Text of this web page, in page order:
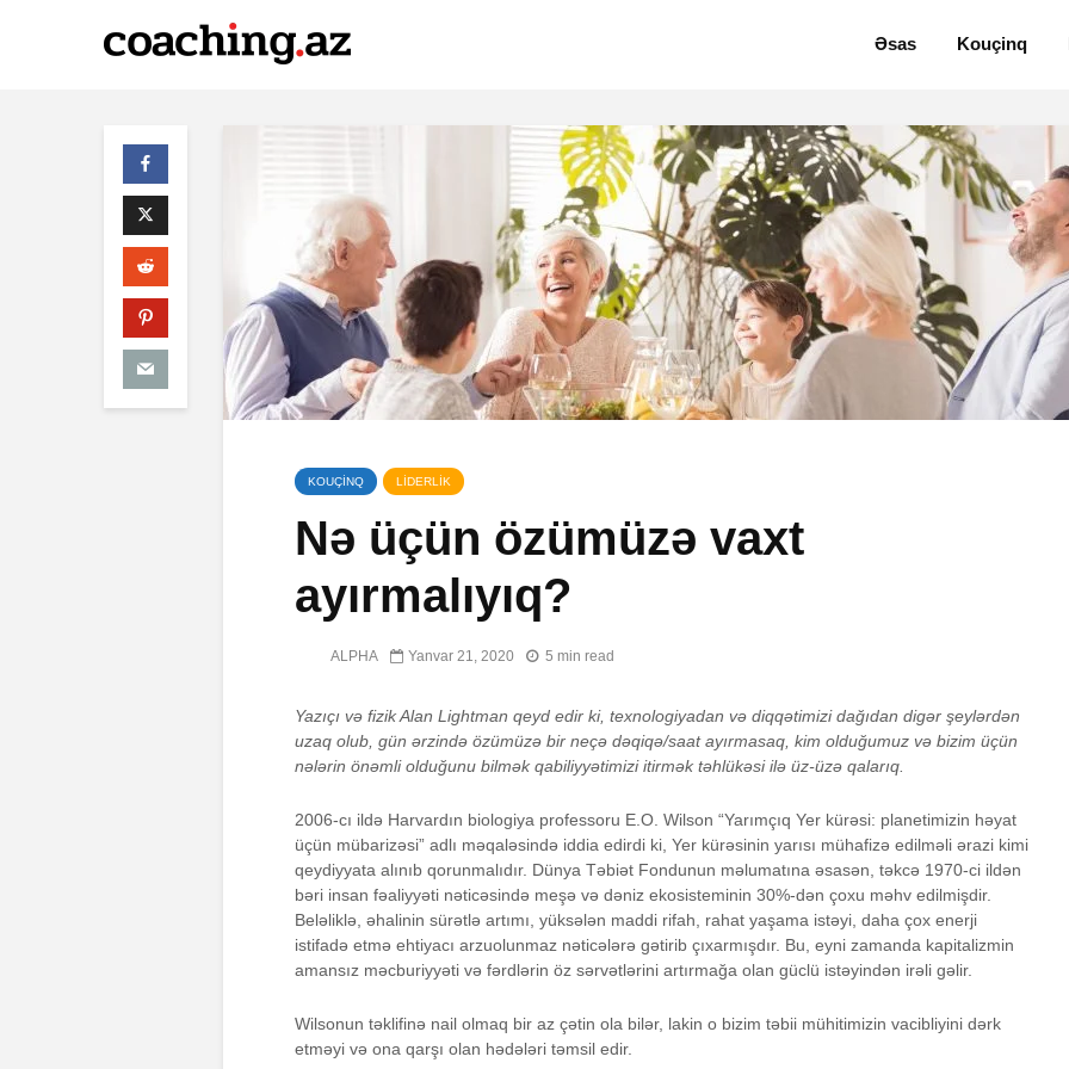
Əsas Kouçinq
KOUÇİNQ LİDERLİK
Nə üçün özümüzə vaxt
ayırmalıyıq?
ALPHA Yanvar 21, 2020 5 min read
Yazıçı və fizik Alan Lightman qeyd edir ki, texnologiyadan və diqqətimizi dağıdan digər şeylərdən
uzaq olub, gün ərzində özümüzə bir neçə dəqiqə/saat ayırmasaq, kim olduğumuz və bizim üçün
nələrin önəmli olduğunu bilmək qabiliyyətimizi itirmək təhlükəsi ilə üz-üzə qalarıq.
2006-cı ildə Harvardın biologiya professoru E.O. Wilson “Yarımçıq Yer kürəsi: planetimizin həyat
üçün mübarizəsi” adlı məqaləsində iddia edirdi ki, Yer kürəsinin yarısı mühafizə edilməli ərazi kimi
qeydiyyata alınıb qorunmalıdır. Dünya Təbiət Fondunun məlumatına əsasən, təkcə 1970-ci ildən
bəri insan fəaliyyəti nəticəsində meşə və dəniz ekosisteminin 30%-dən çoxu məhv edilmişdir.
Beləliklə, əhalinin sürətlə artımı, yüksələn maddi rifah, rahat yaşama istəyi, daha çox enerji
istifadə etmə ehtiyacı arzuolunmaz nəticələrə gətirib çıxarmışdır. Bu, eyni zamanda kapitalizmin
amansız məcburiyyəti və fərdlərin öz sərvətlərini artırmağa olan güclü istəyindən irəli gəlir.
Wilsonun təklifinə nail olmaq bir az çətin ola bilər, lakin o bizim təbii mühitimizin vacibliyini dərk
etməyi və ona qarşı olan hədələri təmsil edir.